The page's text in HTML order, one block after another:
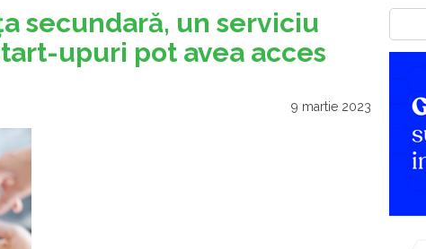
secundară, un serviciu
upuri pot avea acces
9 martie 2023